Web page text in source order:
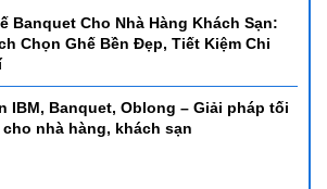
Banquet Cho Nhà Hàng Khách Sạn:
Chọn Ghế Bền Đẹp, Tiết Kiệm Chi
IBM, Banquet, Oblong – Giải pháp tối
nhà hàng, khách sạn